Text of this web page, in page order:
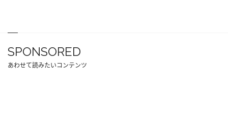
SPONSORED
あわせて読みたいコンテンツ